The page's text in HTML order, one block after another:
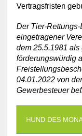
Vertragsfristen
Der Tier-
eingetragener
dem 25.5.1981 als
förderungswürdig
04.01.2022von
Gewerbesteuer
HUND DES